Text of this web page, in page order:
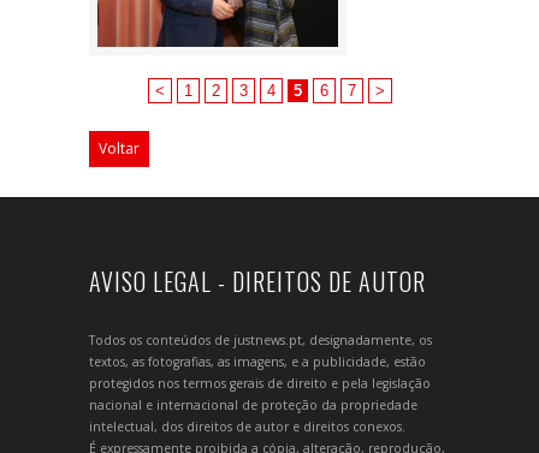
< 1 2 3 4 5 6 7 >
Voltar
AVISO LEGAL - DIREITOS DE AUTOR
Todos os conteúdos de justnews.pt, designadamente, os
textos, as fotografias, as imagens, e a publicidade, estão
protegidos nos termos gerais de direito e pela legislação
nacional e internacional de proteção da propriedade
intelectual, dos direitos de autor e direitos conexos.
É expressamente proibida a cópia, alteração, reprodução,